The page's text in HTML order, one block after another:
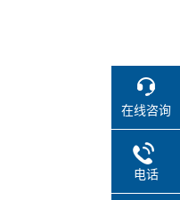
在线咨询
电话